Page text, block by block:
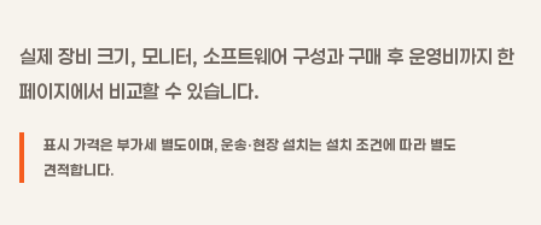
실제 장비 크기, 모니터, 소프트웨어 구성과 구매 후 운영비까지 한
페이지에서 비교할 수 있습니다.
표시 가격은 부가세 별도이며, 운송·현장 설치는 설치 조건에 따라 별도
견적합니다.